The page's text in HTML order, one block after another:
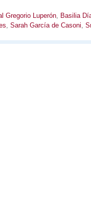
Gregorio Luperón, Basilia
, Sarah García de Casoni,